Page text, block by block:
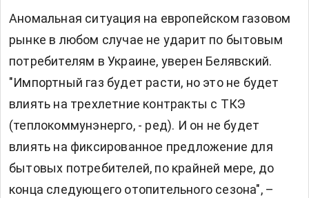
Аномальная ситуация на европейском газовом
рынке в любом случае не ударит по бытовым
потребителям в Украине, уверен Белявский.
"Импортный газ будет расти, но это не будет
влиять на трехлетние контракты с ТКЭ
(теплокоммунэнерго, - ред). И он не будет
влиять на фиксированное предложение для
бытовых потребителей, по крайней мере, до
конца следующего отопительного сезона", –